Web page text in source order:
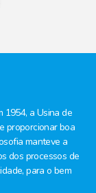
1954, a Usina de
proporcionar boa
manteve a
dos processos de
para o bem